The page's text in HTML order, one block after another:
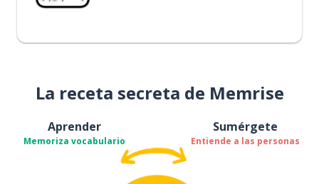
La receta secreta de Memrise
Aprender
Memoriza vocabulario
Sumérgete
Entiende a las personas